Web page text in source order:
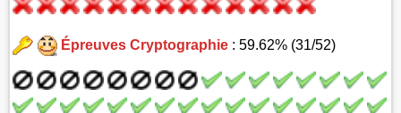
Épreuves Cryptographie: 59.62% (31/52)